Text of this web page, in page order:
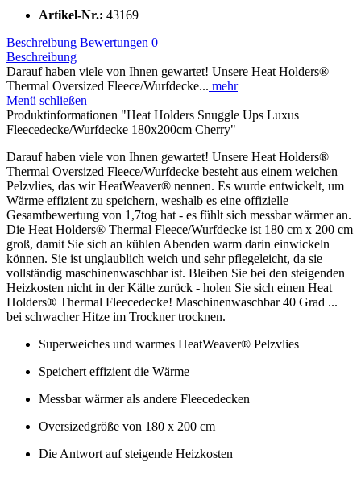
Artikel-Nr.: 43169
Beschreibung Bewertungen 0
Beschreibung
Darauf haben viele von Ihnen gewartet! Unsere Heat Holders®
Thermal Oversized Fleece/Wurfdecke... mehr
Menü schließen
Produktinformationen "Heat Holders Snuggle Ups Luxus
Fleecedecke/Wurfdecke 180x200cm Cherry"
Darauf haben viele von Ihnen gewartet! Unsere Heat Holders®
Thermal Oversized Fleece/Wurfdecke besteht aus einem weichen
Pelzvlies, das wir HeatWeaver® nennen. Es wurde entwickelt, um
Wärme effizient zu speichern, weshalb es eine offizielle
Gesamtbewertung von 1,7tog hat - es fühlt sich messbar wärmer an.
Die Heat Holders® Thermal Fleece/Wurfdecke ist 180 cm x 200 cm
groß, damit Sie sich an kühlen Abenden warm darin einwickeln
können. Sie ist unglaublich weich und sehr pflegeleicht, da sie
vollständig maschinenwaschbar ist. Bleiben Sie bei den steigenden
Heizkosten nicht in der Kälte zurück - holen Sie sich einen Heat
Holders® Thermal Fleecedecke! Maschinenwaschbar 40 Grad ...
bei schwacher Hitze im Trockner trocknen.
Superweiches und warmes HeatWeaver® Pelzvlies
Speichert effizient die Wärme
Messbar wärmer als andere Fleecedecken
Oversizedgröße von 180 x 200 cm
Die Antwort auf steigende Heizkosten